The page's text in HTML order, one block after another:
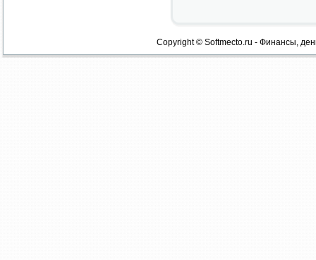
Copyright © Softmecto.ru - Финансы,